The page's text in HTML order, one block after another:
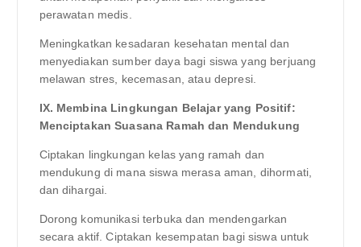
perawatan medis.
Meningkatkan kesadaran kesehatan mental dan
menyediakan sumber daya bagi siswa yang berjuang
melawan stres, kecemasan, atau depresi.
IX. Membina Lingkungan Belajar yang Positif:
Menciptakan Suasana Ramah dan Mendukung
Ciptakan lingkungan kelas yang ramah dan
mendukung di mana siswa merasa aman, dihormati,
dan dihargai.
Dorong komunikasi terbuka dan mendengarkan
secara aktif. Ciptakan kesempatan bagi siswa untuk